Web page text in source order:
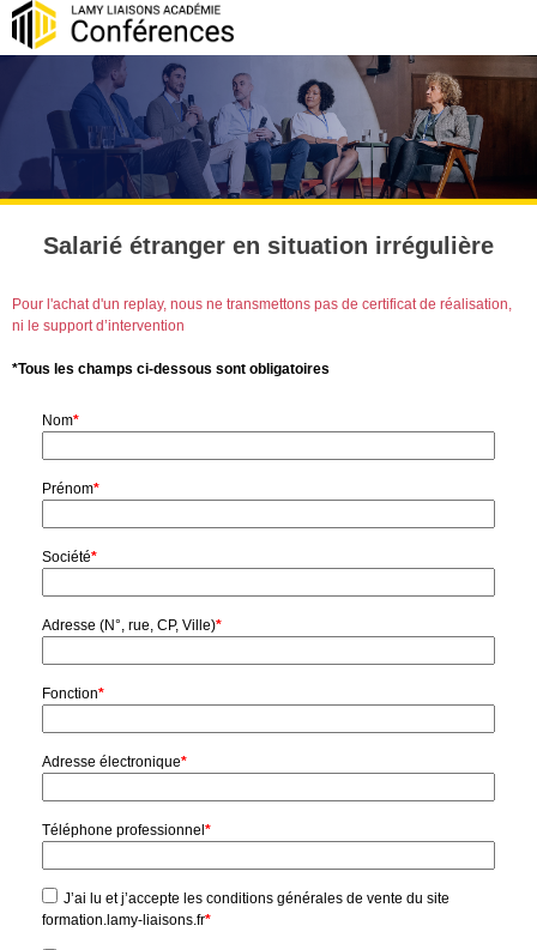
Salarié étranger en situation irrégulière
Pour l'achat d'un replay, nous ne transmettons pas de certificat de réalisation,
ni le support d’intervention
*Tous les champs ci-dessous sont obligatoires
Nom*
Prénom*
Société*
Adresse (N°, rue, CP, Ville)*
Fonction*
Adresse électronique*
Téléphone professionnel *
J’ai lu et j’accepte les conditions générales de vente du site
formation.lamy-liaisons.fr*